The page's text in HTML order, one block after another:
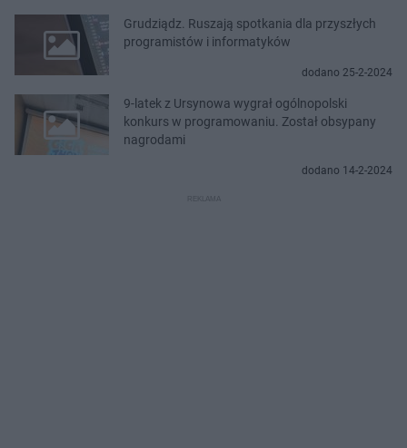
Grudziądz. Ruszają spotkania dla przyszłych
programistów i informatyków
dodano 25-2-2024
9-latek z Ursynowa wygrał ogólnopolski
konkurs w programowaniu. Został obsypany
nagrodami
dodano 14-2-2024